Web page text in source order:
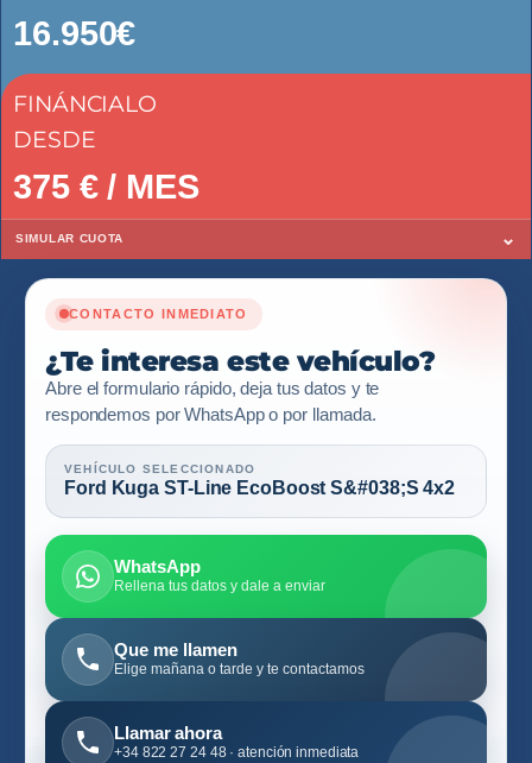
16.950€
FINÁNCIALO
DESDE
375€ / MES
SIMULAR CUOTA ⌄
CONTACTO INMEDIATO
¿Te interesa este vehículo?
Abre el formulario rápido, deja tus datos y te
respondemos por WhatsApp o por llamada.
VEHÍCULO SELECCIONADO
Ford Kuga ST-Line EcoBoost S&#038;S 4x2
WhatsApp
Rellena tus datos y dale a enviar
Que me llamen
Elige mañana o tarde y te contactamos
Llamar ahora
+34 822 27 24 48 · atención inmediata